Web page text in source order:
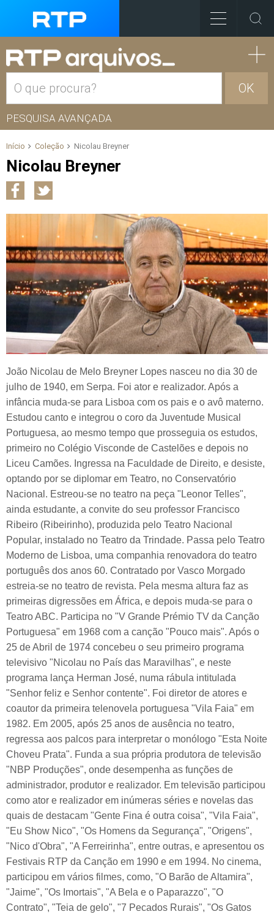
OK
PESQUISA AVANÇADA
Início Coleção Nicolau Breyner
Nicolau Breyner
João Nicolau de Melo Breyner Lopes nasceu no dia 30 de
julho de 1940, em Serpa. Foi ator e realizador. Após a
infância muda-se para Lisboa com os pais e o avô materno.
Estudou canto e integrou o coro da Juventude Musical
Portuguesa, ao mesmo tempo que prosseguia os estudos,
primeiro no Colégio Visconde de Castelões e depois no
Liceu Camões. Ingressa na Faculdade de Direito, e desiste,
optando por se diplomar em Teatro, no Conservatório
Nacional. Estreou-se no teatro na peça "Leonor Telles",
ainda estudante, a convite do seu professor Francisco
Ribeiro (Ribeirinho), produzida pelo Teatro Nacional
Popular, instalado no Teatro da Trindade. Passa pelo Teatro
Moderno de Lisboa, uma companhia renovadora do teatro
português dos anos 60. Contratado por Vasco Morgado
estreia-se no teatro de revista. Pela mesma altura faz as
primeiras digressões em África, e depois muda-se para o
Teatro ABC. Participa no "V Grande Prémio TV da Canção
Portuguesa" em 1968 com a canção "Pouco mais". Após o
25 de Abril de 1974 concebeu o seu primeiro programa
televisivo "Nicolau no País das Maravilhas", e neste
programa lança Herman José, numa rábula intitulada
"Senhor feliz e Senhor contente". Foi diretor de atores e
coautor da primeira telenovela portuguesa "Vila Faia" em
1982. Em 2005, após 25 anos de ausência no teatro,
regressa aos palcos para interpretar o monólogo "Esta Noite
Choveu Prata". Funda a sua própria produtora de televisão
"NBP Produções", onde desempenha as funções de
administrador, produtor e realizador. Em televisão participou
como ator e realizador em inúmeras séries e novelas das
quais de destacam "Gente Fina é outra coisa", "Vila Faia",
"Eu Show Nico", "Os Homens da Segurança", "Origens",
"Nico d'Obra", "A Ferreirinha", entre outras, e apresentou os
Festivais RTP da Canção em 1990 e em 1994. No cinema,
participou em vários filmes, como, "O Barão de Altamira",
"Jaime", "Os Imortais", "A Bela e o Paparazzo", "O
Contrato", "Teia de gelo", "7 Pecados Rurais", "Os Gatos